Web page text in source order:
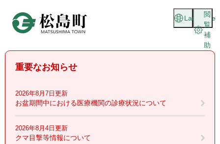
頭
閲
覧
補
助
Language
重要なお知らせ
2026年8月7日更新
お盆期間中における医療機関の診療状況について
2026年8月4日更新
クマ目撃等情報について